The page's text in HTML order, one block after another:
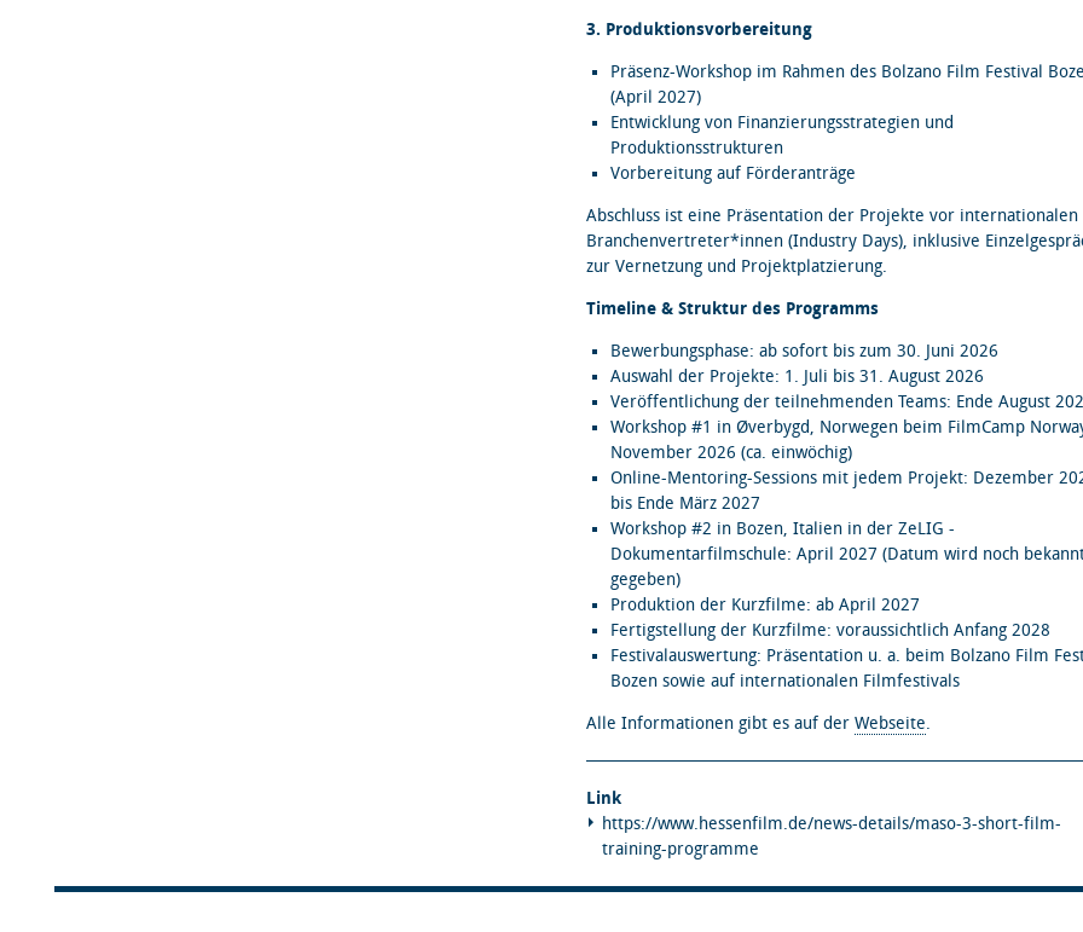
3. Produktionsvorbereitung
Präsenz-Workshop im Rahmen des Bolzano Film Festival
(April 2027)
Entwicklung von Finanzierungsstrategien und
Produktionsstrukturen
Vorbereitung auf Förderanträge
Abschluss ist eine Präsentation der Projekte vor internationalen
Branchenvertreter*innen (Industry Days), inklusive
zur Vernetzung und Projektplatzierung.
Timeline & Struktur des Programms
Bewerbungsphase: ab sofort bis zum 30. Juni 2026
Auswahl der Projekte: 1. Juli bis 31. August 2026
Veröffentlichung der teilnehmenden Teams: Ende August
Workshop #1 in Øverbygd, Norwegen beim FilmCamp
November 2026 (ca. einwöchig)
Online-Mentoring-Sessions mit jedem Projekt: Dezember
bis Ende März 2027
Workshop #2 in Bozen, Italien in der ZeLIG -
Dokumentarfilmschule: April 2027 (Datum wird noch
gegeben)
Produktion der Kurzfilme: ab April 2027
Fertigstellung der Kurzfilme: voraussichtlich Anfang 2028
Festivalauswertung: Präsentation u. a. beim Bolzano Film
Bozen sowie auf internationalen Filmfestivals
Alle Informationen gibt es auf der Webseite.
Link
https://www.hessenfilm.de/news-details/maso-3-short-film-
training-programme